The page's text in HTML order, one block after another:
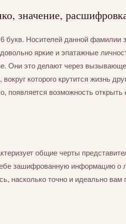
значение,
букв. Носителей данной фамилии
яркие и эпатажные
Они это делают через
которого крутится жизнь
появляется возможность открыть
общие черты
зашифрованную информацию о
насколько точно и идеально